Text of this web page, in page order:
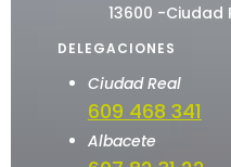
13600 -Ciudad
DELEGACIONES
Ciudad Real
609 468 341
Albacete